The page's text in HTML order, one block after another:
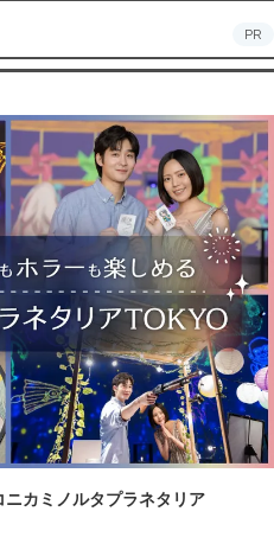
PR
カミノルタプラネタリア